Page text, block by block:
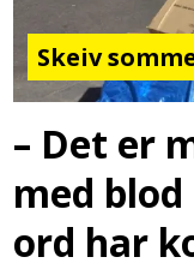
Skeiv
– Det er
med
ord har